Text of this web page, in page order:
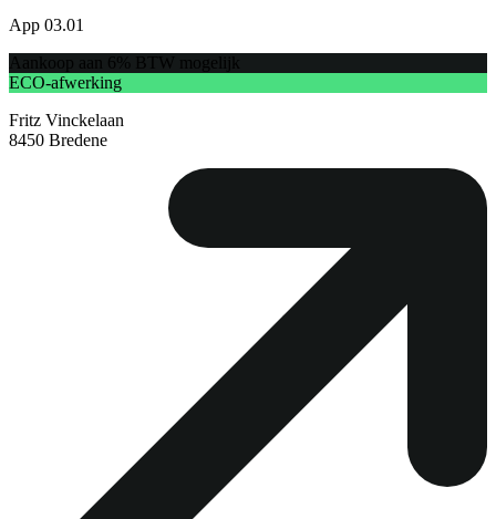
App 03.01
Aankoop aan 6% BTW mogelijk
ECO-afwerking
Fritz Vinckelaan
8450 Bredene